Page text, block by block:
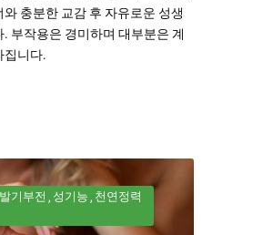
충분한 교감 후 자유로운 성생
부작용은 경미하며 대부분은 계
집니다.
발기부전 성기능 천연정력